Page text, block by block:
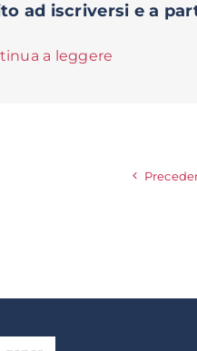
ad iscriversi e a
a leggere